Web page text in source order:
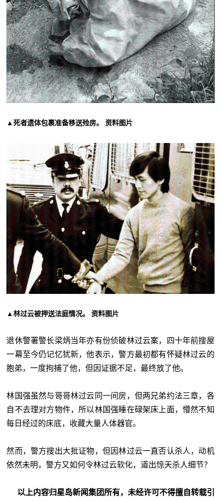
▲死者遗体包裹准备移送殓房。 资料图片
▲林过云被押送法庭情况。 资料图片
退休警署警长梁炳当年亦有份侦破林过云案，四十年前搜屋
一幕至今仍记忆犹新，他表示，警方最初都有怀疑林过云的
胞弟，一度拘捕了他，但因证据不足，最终放了他。
林国强虽然与哥哥林过云同一间房，但两兄弟约法三章，各
自不去理对方物件，所以林国强睡在碌架床上面，懵然不知
每日经过的床底，收藏大量人体器官。
然而，警方搜出大批证物，但因林过云一直否认杀人，动机
依然未明，警方又如何令林过云软化，道出惊天杀人细节？
以上内容归星岛新闻集团所有，未经许可不得擅自转载引